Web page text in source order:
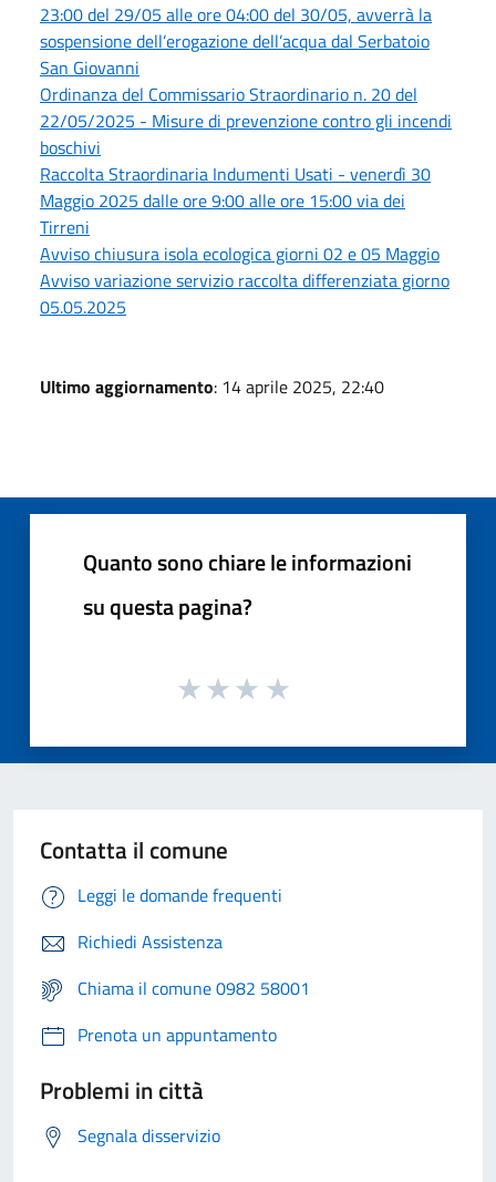
23:00 del 29/05 alle ore 04:00 del 30/05, avverrà la
sospensione dell’erogazione dell’acqua dal Serbatoio
San Giovanni
Ordinanza del Commissario Straordinario n. 20 del
22/05/2025 - Misure di prevenzione contro gli incendi
boschivi
Raccolta Straordinaria Indumenti Usati - venerdì 30
Maggio 2025 dalle ore 9:00 alle ore 15:00 via dei
Tirreni
Avviso chiusura isola ecologica giorni 02 e 05 Maggio
Avviso variazione servizio raccolta differenziata giorno
05.05.2025
Ultimo aggiornamento: 14 aprile 2025, 22:40
Quanto sono chiare le informazioni
su questa pagina?
Contatta il comune
Leggi le domande frequenti
Richiedi Assistenza
Chiama il comune 0982 58001
Prenota un appuntamento
Problemi in città
Segnala disservizio